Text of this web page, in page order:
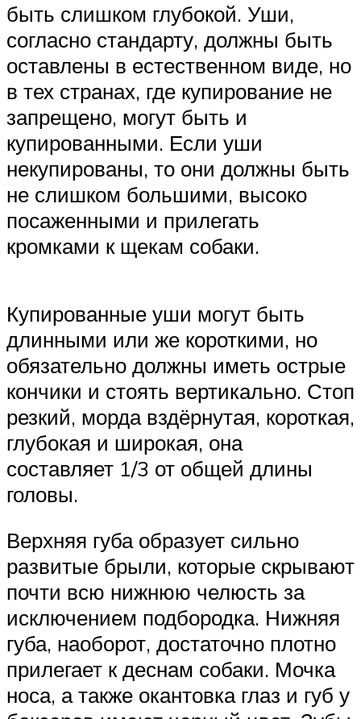
быть слишком глубокой. Уши,
согласно стандарту, должны быть
оставлены в естественном виде, но
в тех странах, где купирование не
запрещено, могут быть и
купированными. Если уши
некупированы, то они должны быть
не слишком большими, высоко
посаженными и прилегать
кромками к щекам собаки.
Купированные уши могут быть
длинными или же короткими, но
обязательно должны иметь острые
кончики и стоять вертикально. Стоп
резкий, морда вздёрнутая, короткая,
глубокая и широкая, она
составляет 1/3 от общей длины
головы.
Верхняя губа образует сильно
развитые брыли, которые скрывают
почти всю нижнюю челюсть за
исключением подбородка. Нижняя
губа, наоборот, достаточно плотно
прилегает к деснам собаки. Мочка
носа, а также окантовка глаз и губ у